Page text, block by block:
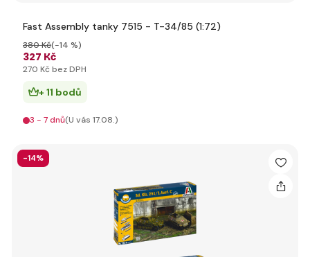
Fast Assembly tanky 7515 - T-34/85 (1:72)
327 Kč
380 Kč(-14 %)
270 Kč bez DPH
+ 11 bodů
3 - 7 dnů(U vás 17.08.)
-14%